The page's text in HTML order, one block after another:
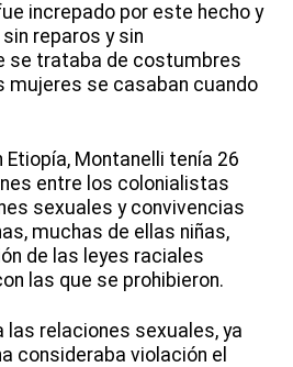
increpado por este hecho y
reparos y sin
se trataba de costumbres
mujeres se casaban cuando
Etiopía, Montanelli tenía 26
entre los colonialistas
sexuales y convivencias
muchas de ellas niñas,
de las leyes raciales
las que se prohibieron.
las relaciones sexuales, ya
consideraba violación el